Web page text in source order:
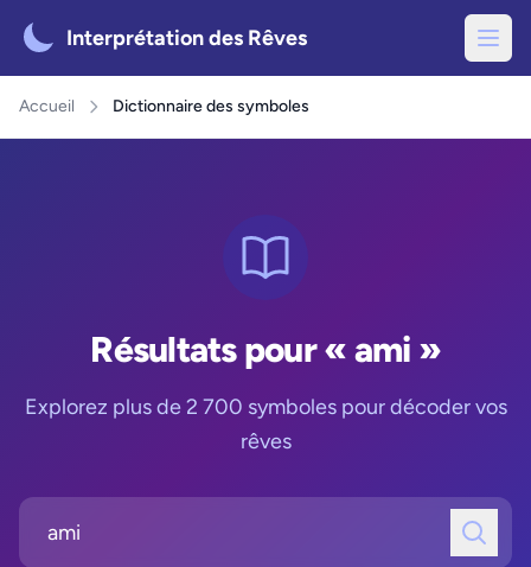
Interprétation des Rêves
Accueil Dictionnaire des symboles
Résultats pour « ami »
Explorez plus de 2 700 symboles pour décoder vos
rêves